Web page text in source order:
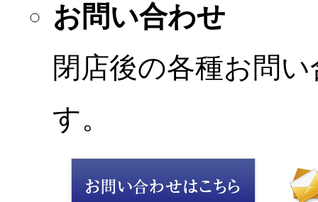
お問い合わせ
閉店後の各種お問
す。